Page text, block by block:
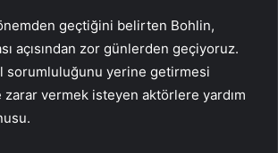
geçtiğini belirten Bohlin,
açısından zor günlerden geçiyoruz.
sorumluluğunu yerine getirmesi
zarar vermek isteyen aktörlere yardım